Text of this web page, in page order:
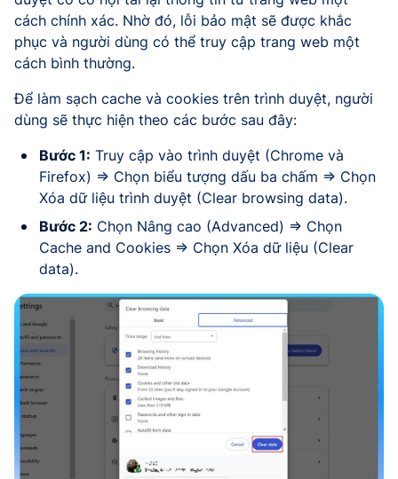
cách chính xác. Nhờ đó, lỗi bảo mật sẽ được khắc
phục và người dùng có thể truy cập trang web một
cách bình thường.
Để làm sạch cache và cookies trên trình duyệt, người
dùng sẽ thực hiện theo các bước sau đây:
Bước 1: Truy cập vào trình duyệt (Chrome và
Firefox) => Chọn biểu tượng dấu ba chấm => Chọn
Xóa dữ liệu trình duyệt (Clear browsing data).
Bước 2: Chọn Nâng cao (Advanced) => Chọn
Cache and Cookies => Chọn Xóa dữ liệu (Clear
data).